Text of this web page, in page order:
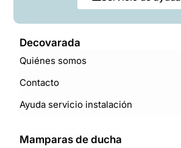
Decovarada
Quiénes somos
Contacto
Ayuda servicio instalación
Mamparas de ducha